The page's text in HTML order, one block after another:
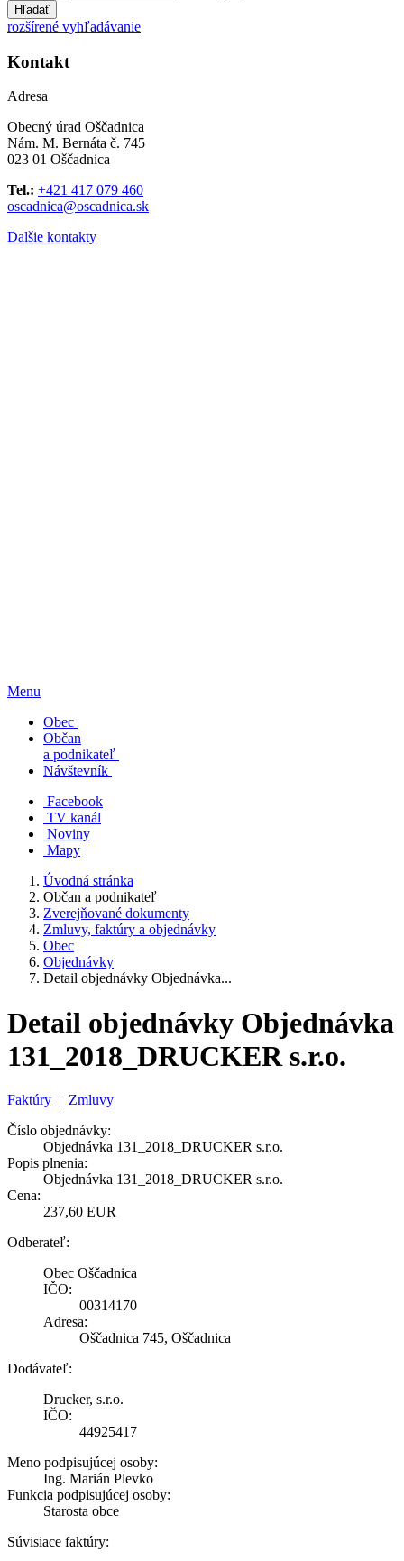
Hľadať
rozšírené vyhľadávanie
Kontakt
Adresa
Obecný úrad Oščadnica
Nám. M. Bernáta č. 745
023 01 Oščadnica
Tel.: +421 417 079 460
oscadnica@oscadnica.sk
Dalšie kontakty
Menu
Obec
Občan
a podnikateľ
Návštevník
Facebook
TV kanál
Noviny
Mapy
Úvodná stránka
Občan a podnikateľ
Zverejňované dokumenty
Zmluvy, faktúry a objednávky
Obec
Objednávky
Detail objednávky Objednávka...
Detail objednávky Objednávka
131_2018_DRUCKER s.r.o.
Faktúry | Zmluvy
Číslo objednávky:
Objednávka 131_2018_DRUCKER s.r.o.
Popis plnenia:
Objednávka 131_2018_DRUCKER s.r.o.
Cena:
237,60 EUR
Odberateľ:
Obec Oščadnica
IČO:
00314170
Adresa:
Oščadnica 745, Oščadnica
Dodávateľ:
Drucker, s.r.o.
IČO:
44925417
Meno podpisujúcej osoby:
Ing. Marián Plevko
Funkcia podpisujúcej osoby:
Starosta obce
Súvisiace faktúry: